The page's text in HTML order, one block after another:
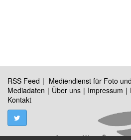
RSS Feed
Mediendienst für Foto
Mediadaten
Über uns Impressum
Kontakt
®